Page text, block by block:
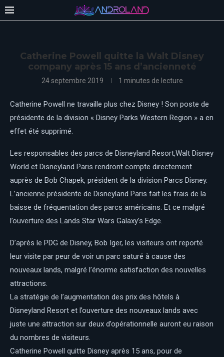
Catherine Powell quitte la Walt Disney
company après 15 ans d’ancienneté
24 septembre 2019 1 minutes de lecture
Catherine Powell ne travaille plus chez Disney ! Son poste de
présidente de la division « Disney Parks Western Region » a en
effet été supprimé.
Les responsables des parcs de Disneyland Resort,Walt Disney
World et Disneyland Paris rendront compte directement
auprès de Bob Chapek, président de la division Parcs Disney.
L’ancienne présidente de Disneyland Paris fait les frais de la
baisse de fréquentation des parcs américains. Et ce malgré
l’ouverture des Lands Star Wars Galaxy’s Edge.
D’après le PDG de Disney, Bob Iger, les visiteurs ont reporté
leur visite par peur de voir un parc saturé à cause des
nouveaux lands, malgré l’énorme satisfaction des nouvelles
attractions.
La stratégie de l’augmentation des prix des hôtels à
Disneyland Resort et l’ouverture des nouveaux lands avec
juste une attraction sur deux d’opérationnelle auront eu raison
du nombres de visiteurs.
Catherine Powell quitte Disney après 15 ans, pour de